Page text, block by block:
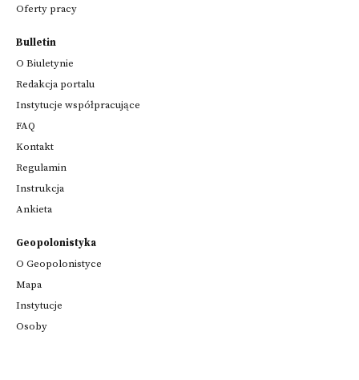
Oferty pracy
Bulletin
O Biuletynie
Redakcja portalu
Instytucje współpracujące
FAQ
Kontakt
Regulamin
Instrukcja
Ankieta
Geopolonistyka
O Geopolonistyce
Mapa
Instytucje
Osoby